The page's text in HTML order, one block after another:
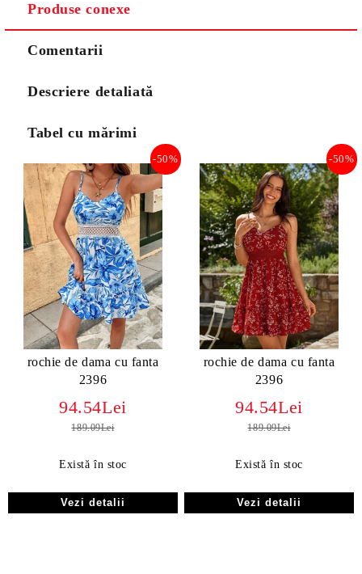
Produse conexe
Comentarii
Descriere detaliată
Tabel cu mărimi
rochie de dama cu fanta
2396
-50%
94.54Lei
189.09Lei
Există în stoc
Vezi detalii
rochie de dama cu fanta
2396
-50%
94.54Lei
189.09Lei
Există în stoc
Vezi detalii